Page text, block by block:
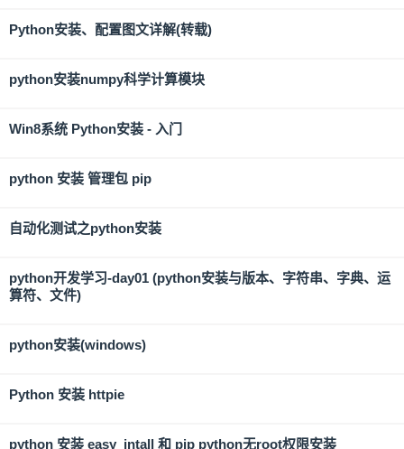
Python安装、配置图文详解(转载)
python安装numpy科学计算模块
Win8系统 Python安装 - 入门
python 安装 管理包 pip
自动化测试之python安装
python开发学习-day01 (python安装与版本、字符串、字典、运
算符、文件)
python安装(windows)
Python 安装 httpie
python 安装 easy_intall 和 pip python无root权限安装